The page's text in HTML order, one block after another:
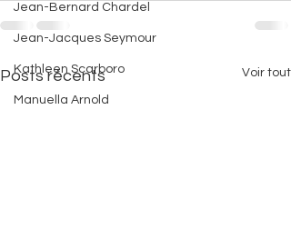
Jean-Bernard Chardel
Jean-Jacques Seymour
Kathleen Scarboro
Manuella Arnold
Posts récents Voir tout